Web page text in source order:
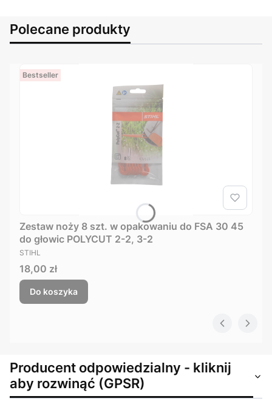
Polecane produkty
Bestseller
Zestaw noży 8 szt. w opakowaniu do FSA 30 45
do głowic POLYCUT 2-2, 3-2
PRODUCENT
STIHL
Cena
18,00 zł
Do koszyka
Producent odpowiedzialny - kliknij
aby rozwinąć (GPSR)